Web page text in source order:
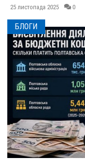
25 листопада 2025 0
БЛОГИ